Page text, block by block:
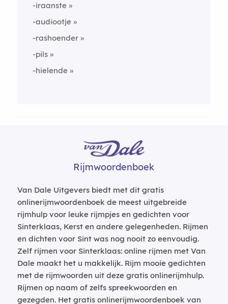
-iraanste
-audiootje
-rashoender
-pils
-hielende
Rijmwoordenboek
Van Dale Uitgevers biedt met dit gratis
onlinerijmwoordenboek de meest uitgebreide
rijmhulp voor leuke rijmpjes en gedichten voor
Sinterklaas, Kerst en andere gelegenheden. Rijmen
en dichten voor Sint was nog nooit zo eenvoudig.
Zelf rijmen voor Sinterklaas: online rijmen met Van
Dale maakt het u makkelijk. Rijm mooie gedichten
met de rijmwoorden uit deze gratis onlinerijmhulp.
Rijmen op naam of zelfs spreekwoorden en
gezegden. Het gratis onlinerijmwoordenboek van